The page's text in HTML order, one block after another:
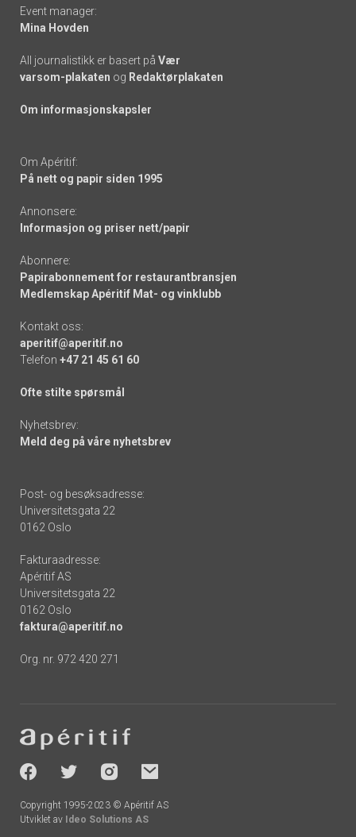
Event manager:
Mina Hovden
All journalistikk er basert på Vær
varsom-plakaten og Redaktørplakaten
Om informasjonskapsler
Om Apéritif:
På nett og papir siden 1995
Annonsere:
Informasjon og priser nett/papir
Abonnere:
Papirabonnement for restaurantbransjen
Medlemskap Apéritif Mat- og vinklubb
Kontakt oss:
aperitif@aperitif.no
Telefon +47 21 45 61 60
Ofte stilte spørsmål
Nyhetsbrev:
Meld deg på våre nyhetsbrev
Post- og besøksadresse:
Universitetsgata 22
0162 Oslo
Fakturaadresse:
Apéritif AS
Universitetsgata 22
0162 Oslo
faktura@aperitif.no
Org. nr. 972 420 271
-
socials
Copyright 1995-2023 © Apéritif AS
Utviklet av Ideo Solutions AS